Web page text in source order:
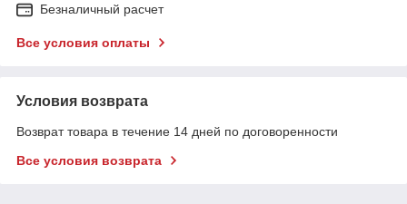
Безналичный расчет
Все условия оплаты
Условия возврата
Возврат товара в течение 14 дней по договоренности
Все условия возврата